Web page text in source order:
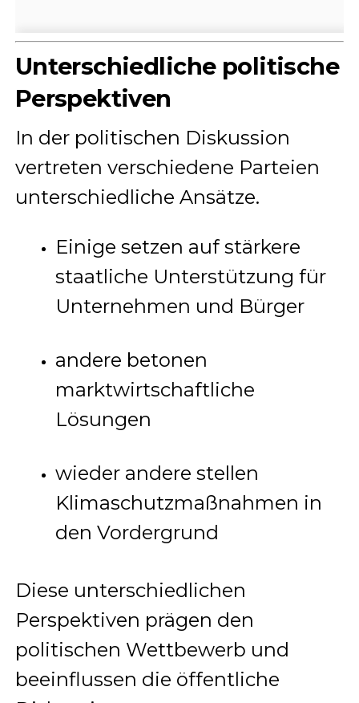
Unterschiedliche politische
Perspektiven
In der politischen Diskussion
vertreten verschiedene Parteien
unterschiedliche Ansätze.
Einige setzen auf stärkere
staatliche Unterstützung für
Unternehmen und Bürger
andere betonen
marktwirtschaftliche
Lösungen
wieder andere stellen
Klimaschutzmaßnahmen in
den Vordergrund
Diese unterschiedlichen
Perspektiven prägen den
politischen Wettbewerb und
beeinflussen die öffentliche